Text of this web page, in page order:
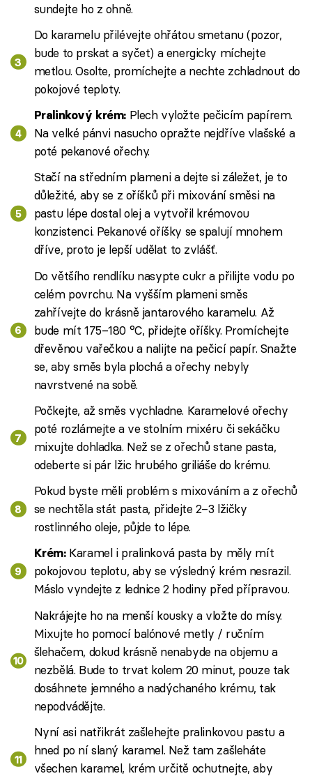
sundejte ho z ohně.
Do karamelu přilévejte ohřátou smetanu (pozor,
bude to prskat a syčet) a energicky míchejte
metlou. Osolte, promíchejte a nechte zchladnout do
pokojové teploty.
Pralinkový krém: Plech vyložte pečicím papírem.
Na velké pánvi nasucho opražte nejdříve vlašské a
poté pekanové ořechy.
Stačí na středním plameni a dejte si záležet, je to
důležité, aby se z oříšků při mixování směsi na
pastu lépe dostal olej a vytvořil krémovou
konzistenci. Pekanové oříšky se spalují mnohem
dříve, proto je lepší udělat to zvlášť.
Do většího rendlíku nasypte cukr a přilijte vodu po
celém povrchu. Na vyšším plameni směs
zahřívejte do krásně jantarového karamelu. Až
bude mít 175–180 °C, přidejte oříšky. Promíchejte
dřevěnou vařečkou a nalijte na pečicí papír. Snažte
se, aby směs byla plochá a ořechy nebyly
navrstvené na sobě.
Počkejte, až směs vychladne. Karamelové ořechy
poté rozlámejte a ve stolním mixéru či sekáčku
mixujte dohladka. Než se z ořechů stane pasta,
odeberte si pár lžic hrubého griliáše do krému.
Pokud byste měli problém s mixováním a z ořechů
se nechtěla stát pasta, přidejte 2–3 lžičky
rostlinného oleje, půjde to lépe.
Krém:Karamel i pralinková pasta by měly mít
pokojovou teplotu, aby se výsledný krém nesrazil.
Máslo vyndejte z lednice 2 hodiny před přípravou.
Nakrájejte ho na menší kousky a vložte do mísy.
Mixujte ho pomocí balónové metly / ručním
šlehačem, dokud krásně nenabyde na objemu a
nezbělá. Bude to trvat kolem 20 minut, pouze tak
dosáhnete jemného a nadýchaného krému, tak
nepodvádějte.
Nyní asi natřikrát zašlehejte pralinkovou pastu a
hned po ní slaný karamel. Než tam zašleháte
všechen karamel, krém určitě ochutnejte, aby